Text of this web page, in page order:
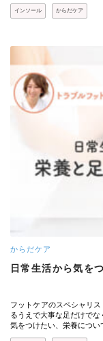
インソール からだケア
からだケア
日常生活から気を
フットケアのスペシャリ
るうえで大事な足だけで
気をつけたい、栄養につい